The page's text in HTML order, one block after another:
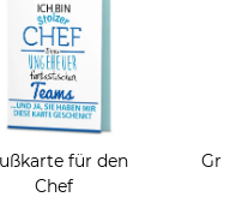
für den
Chef